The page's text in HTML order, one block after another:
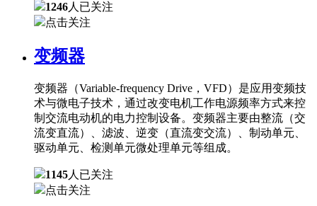
1246人已关注
点击关注
变频器
变频器（Variable-frequency Drive，VFD）是应用变频技
术与微电子技术，通过改变电机工作电源频率方式来控
制交流电动机的电力控制设备。变频器主要由整流（交
流变直流）、滤波、逆变（直流变交流）、制动单元、
驱动单元、检测单元微处理单元等组成。
1145人已关注
点击关注